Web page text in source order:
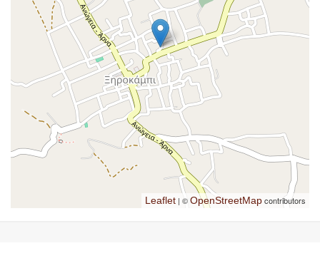
Leaflet | ©OpenStreetMapcontributors